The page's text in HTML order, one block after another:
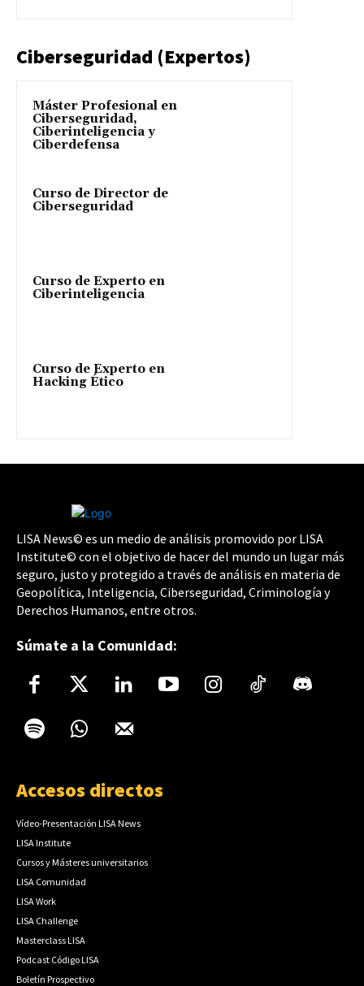
Ciberseguridad (Expertos)
Máster Profesional en
Ciberseguridad,
Ciberinteligencia y
Ciberdefensa
Curso de Director de
Ciberseguridad
Curso de Experto en
Ciberinteligencia
Curso de Experto en
Hacking Ético
LISA News© es un medio de análisis promovido por LISA
Institute© con el objetivo de hacer del mundo un lugar más
seguro, justo y protegido a través de análisis en materia de
Geopolítica, Inteligencia, Ciberseguridad, Criminología y
Derechos Humanos, entre otros.
Súmate a la Comunidad:
Accesos directos
Vídeo-Presentación LISA News
LISA Institute
Cursos y Másteres universitarios
LISA Comunidad
LISA Work
LISA Challenge
Masterclass LISA
Podcast Código LISA
Boletín Prospectivo